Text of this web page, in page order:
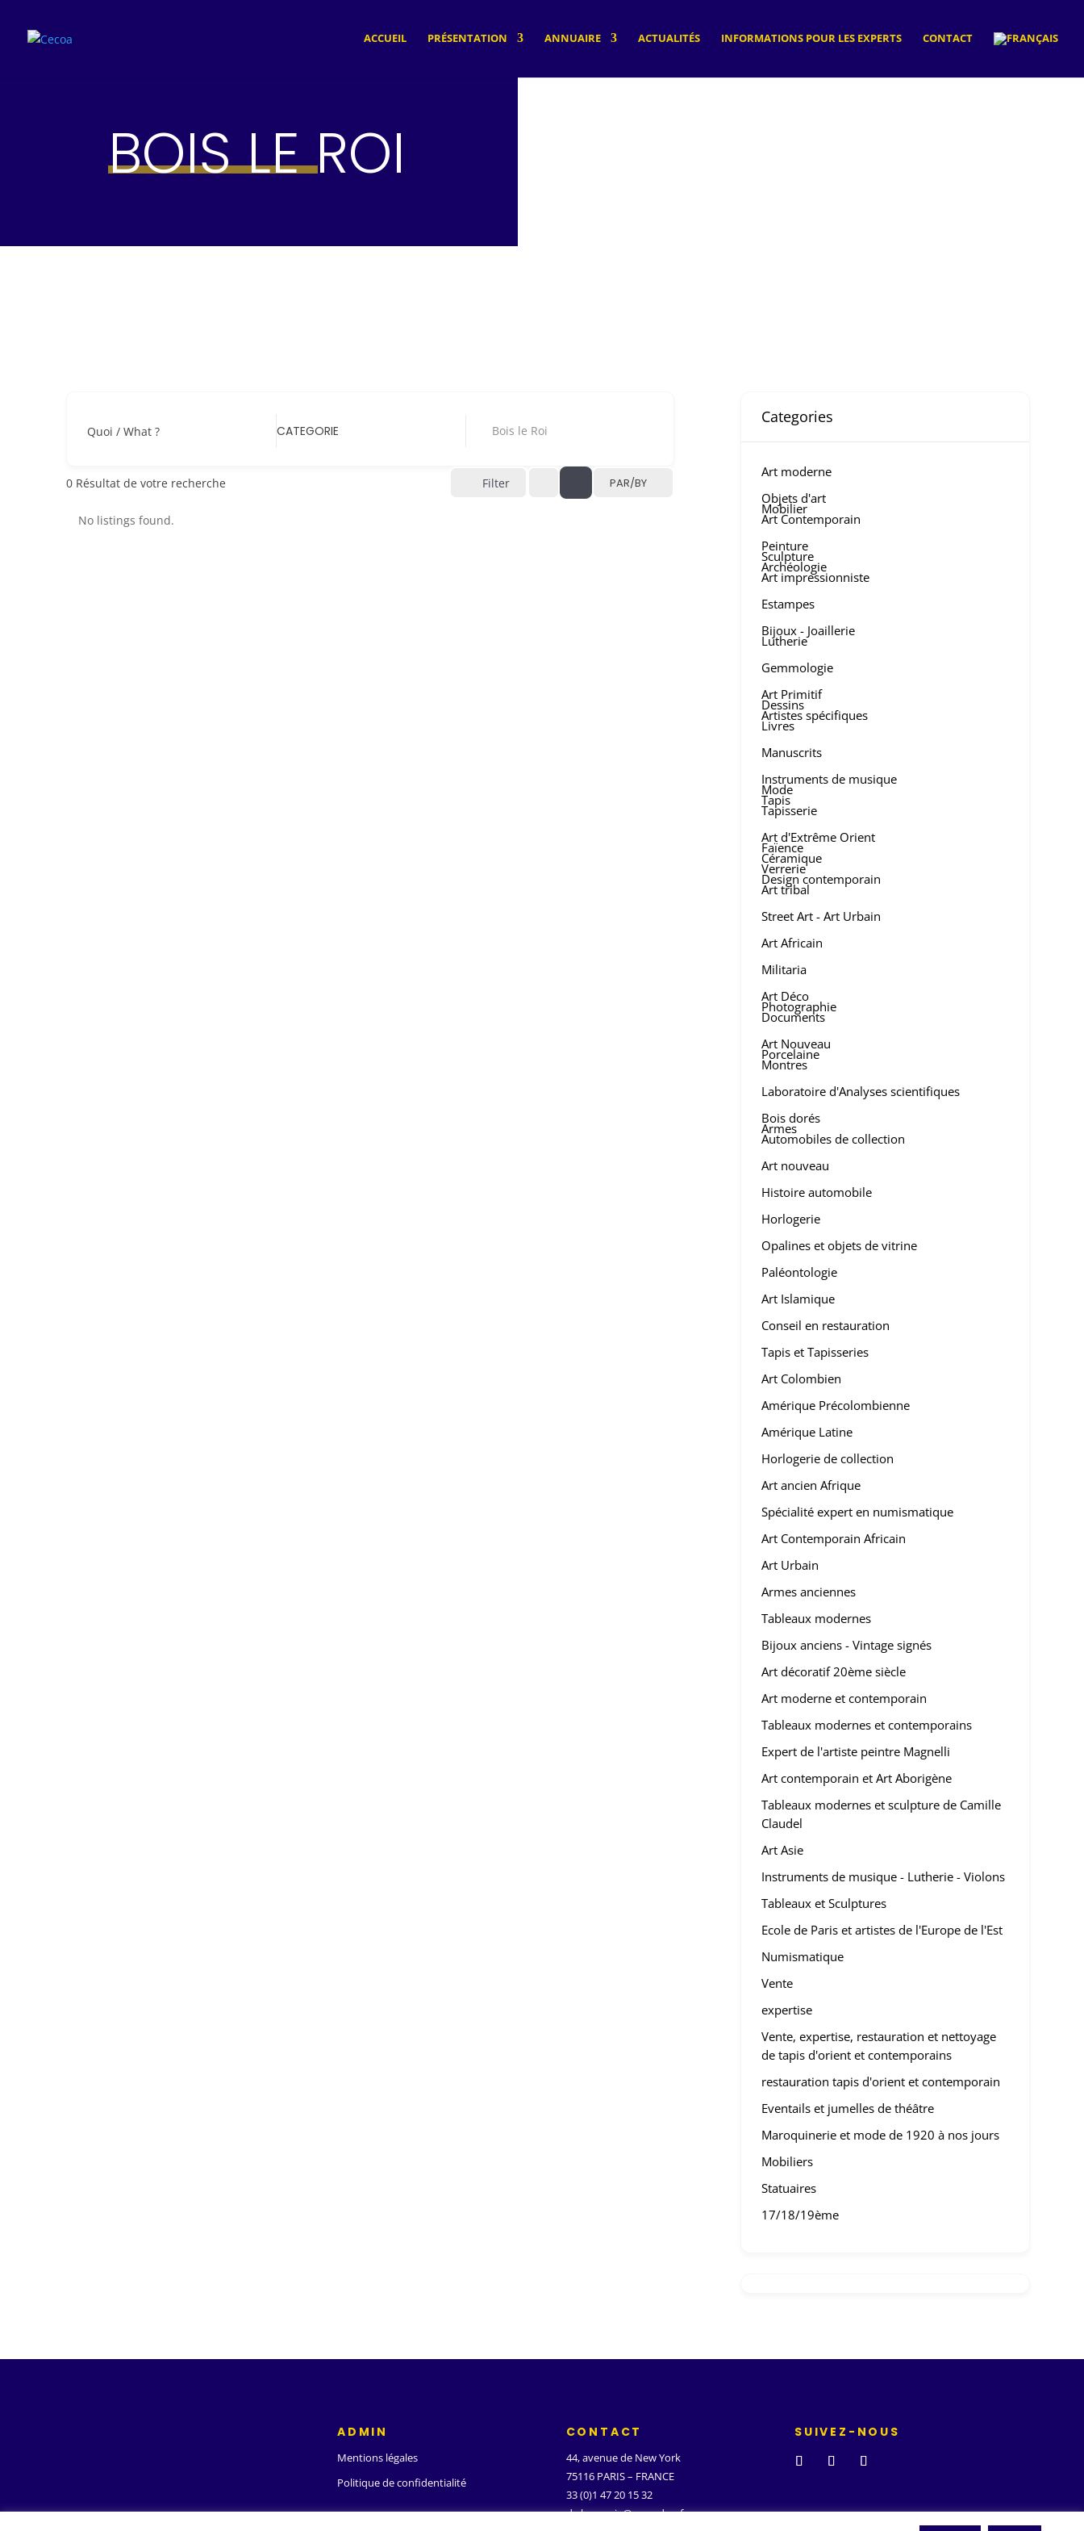
ACCUEIL PRÉSENTATION ANNUAIRE ACTUALITÉS INFORMATIONS POUR LES EXPERTS CONTACT
BOIS LE ROI
Quoi / What ? CATEGORIE Bois le Roi
0 Résultat de votre recherche Filter PAR/BY
No listings found.
Categories
Art moderne
Objets d'art
Mobilier
Art Contemporain
Peinture
Sculpture
Archéologie
Art impressionniste
Estampes
Bijoux - Joaillerie
Lutherie
Gemmologie
Art Primitif
Dessins
Artistes spécifiques
Livres
Manuscrits
Instruments de musique
Mode
Tapis
Tapisserie
Art d'Extrême Orient
Faïence
Céramique
Verrerie
Design contemporain
Art tribal
Street Art - Art Urbain
Art Africain
Militaria
Art Déco
Photographie
Documents
Art Nouveau
Porcelaine
Montres
Laboratoire d'Analyses scientifiques
Bois dorés
Armes
Automobiles de collection
Art nouveau
Histoire automobile
Horlogerie
Opalines et objets de vitrine
Paléontologie
Art Islamique
Conseil en restauration
Tapis et Tapisseries
Art Colombien
Amérique Précolombienne
Amérique Latine
Horlogerie de collection
Art ancien Afrique
Spécialité expert en numismatique
Art Contemporain Africain
Art Urbain
Armes anciennes
Tableaux modernes
Bijoux anciens - Vintage signés
Art décoratif 20ème siècle
Art moderne et contemporain
Tableaux modernes et contemporains
Expert de l'artiste peintre Magnelli
Art contemporain et Art Aborigène
Tableaux modernes et sculpture de Camille
Claudel
Art Asie
Instruments de musique - Lutherie - Violons
Tableaux et Sculptures
Ecole de Paris et artistes de l'Europe de l'Est
Numismatique
Vente
expertise
Vente, expertise, restauration et nettoyage
de tapis d'orient et contemporains
restauration tapis d'orient et contemporain
Eventails et jumelles de théâtre
Maroquinerie et mode de 1920 à nos jours
Mobiliers
Statuaires
17/18/19ème
ADMIN
Mentions légales
Politique de confidentialité
CONTACT
44, avenue de New York
75116 PARIS – FRANCE
33 (0)1 47 20 15 32
d.ghanassia@wanadoo.fr
SUIVEZ-NOUS